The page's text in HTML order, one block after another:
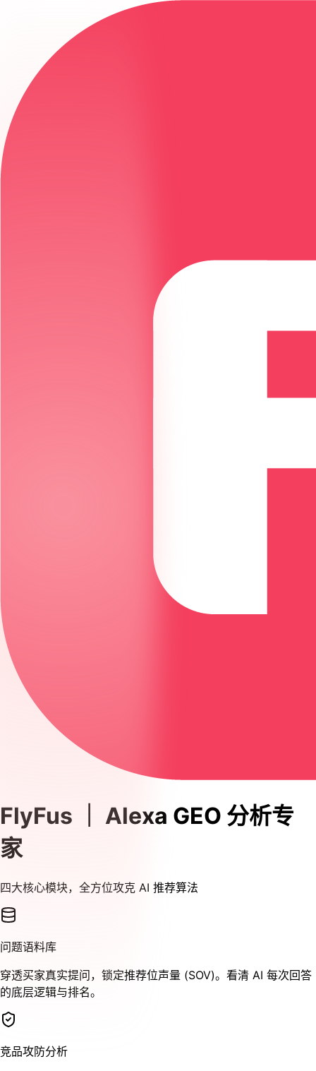
FlyFus ｜ Alexa GEO 分析专
家
四大核心模块，全方位攻克 AI 推荐算法
问题语料库
穿透买家真实提问，锁定推荐位声量 (SOV)。看清 AI 每次回答
的底层逻辑与排名。
竞品攻防分析